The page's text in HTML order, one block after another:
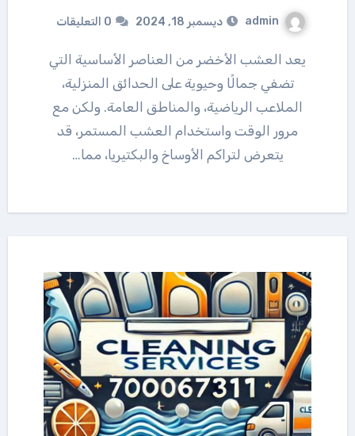
admin ديسمبر 18, 2024 0 التعليقات
يعد العشب الأخضر من العناصر الأساسية التي
تضفي جمالًا وحيوية على الحدائق المنزلية،
الملاعب الرياضية، والمناطق العامة. ولكن مع
مرور الوقت واستخدام العشب المستمر، قد
يتعرض لتراكم الأوساخ والبكتيريا، مما…